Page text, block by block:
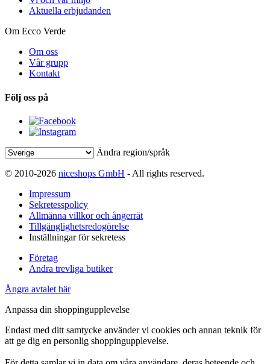
Aktuella erbjudanden
Om Ecco Verde
Om oss
Vår grupp
Kontakt
Följ oss på
Ändra region/språk
© 2010-2026 niceshops GmbH - All rights reserved.
Impressum
Sekretesspolicy
Allmänna villkor och ångerrät
Tillgänglighetsredogörelse
Inställningar för sekretess
Företag
Andra trevliga butiker
Ångra avtalet här
Anpassa din shoppingupplevelse
Endast med ditt samtycke använder vi cookies och annan teknik för
att ge dig en personlig shoppingupplevelse.